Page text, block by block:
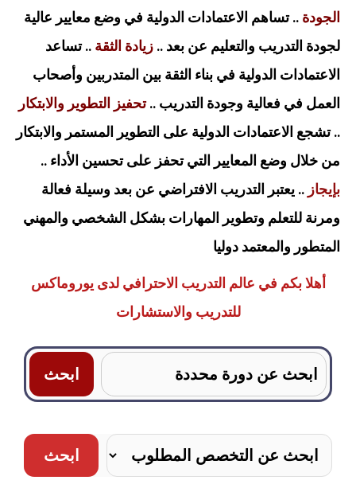
الجودة .. تساهم الاعتمادات الدولية في وضع معايير عالية
لجودة التدريب والتعليم عن بعد .. زيادة الثقة .. تساعد
الاعتمادات الدولية في بناء الثقة بين المتدربين وأصحاب
العمل في فعالية وجودة التدريب ..تحفيز التطوير والابتكار
.. تشجع الاعتمادات الدولية على التطوير المستمر والابتكار
من خلال وضع المعايير التي تحفز على تحسين الأداء ..
بإيجاز .. يعتبر التدريب الافتراضي عن بعد وسيلة فعالة
ومرنة للتعلم وتطوير المهارات بشكل الشخصي والمهني
المتطور والمعتمد دوليا
أهلا بكم في عالم التدريب الاحترافي لدى يوروماكس
للتدريب والاستشارات
Search
for:
ابحث